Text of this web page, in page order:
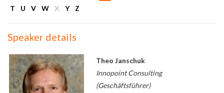
T
U V W X Y Z
Speaker details
Theo Janschuk
Innopoint Consulting
(Geschäftsführer)